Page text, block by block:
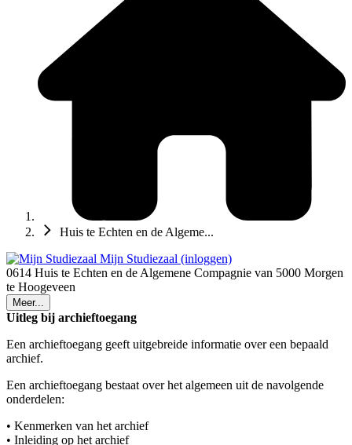
Huis te Echten en de Algeme...
Mijn Studiezaal (inloggen)
0614 Huis te Echten en de Algemene Compagnie van 5000 Morgen
te Hoogeveen
Meer...
Uitleg bij archieftoegang
Een archieftoegang geeft uitgebreide informatie over een bepaald
archief.
Een archieftoegang bestaat over het algemeen uit de navolgende
onderdelen:
• Kenmerken van het archief
• Inleiding op het archief